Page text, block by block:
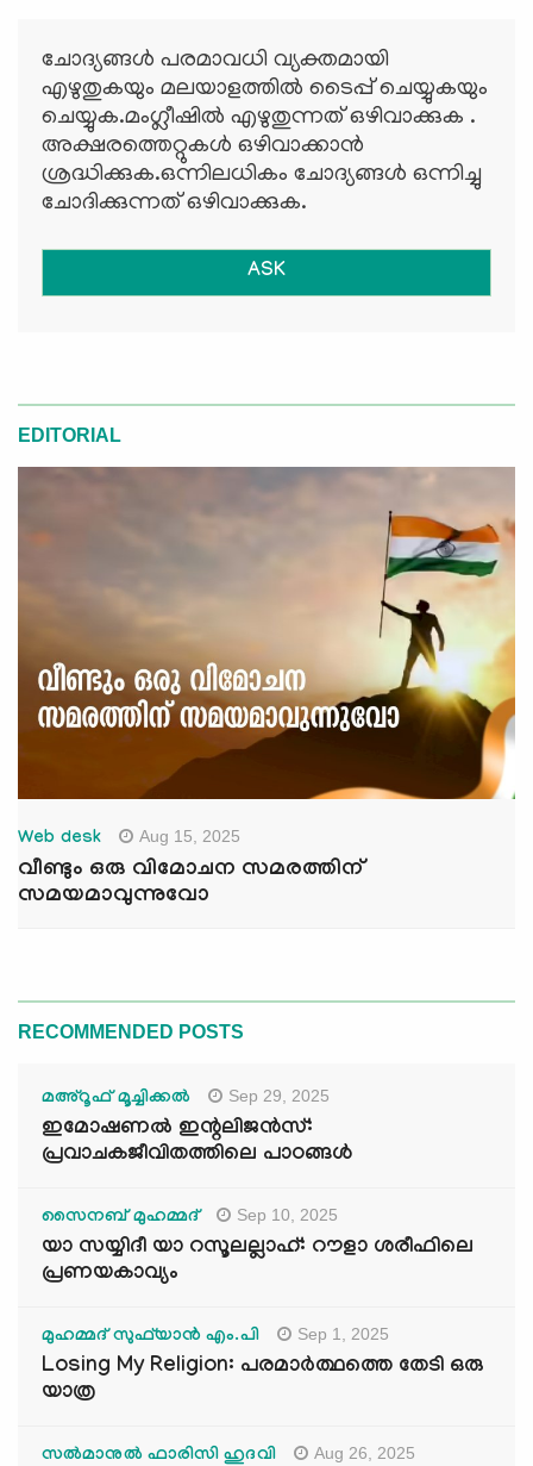
ചോദ്യങ്ങള്‍ പരമാവധി വ്യക്തമായി
എഴുതുകയും മലയാളത്തില്‍ ടൈപ്പ് ചെയ്യുകയും
ചെയ്യുക.മംഗ്ലീഷില്‍ എഴുതുന്നത് ഒഴിവാക്കുക .
അക്ഷരത്തെറ്റുകള്‍ ഒഴിവാക്കാന്‍
ശ്രദ്ധിക്കുക.ഒന്നിലധികം ചോദ്യങ്ങള്‍ ഒന്നിച്ചു
ചോദിക്കുന്നത് ഒഴിവാക്കുക.
ASK
EDITORIAL
Web desk Aug 15, 2025
വീണ്ടും ഒരു വിമോചന സമരത്തിന്
സമയമാവുന്നുവോ
RECOMMENDED POSTS
മഅ്റൂഫ് മൂച്ചിക്കല്‍ Sep 29, 2025
ഇമോഷണൽ ഇന്റലിജൻസ്:
പ്രവാചകജീവിതത്തിലെ പാഠങ്ങൾ
സൈനബ് മുഹമ്മദ് Sep 10, 2025
യാ സയ്യിദീ യാ റസൂലല്ലാഹ്: റൗളാ ശരീഫിലെ
പ്രണയകാവ്യം
മുഹമ്മദ് സുഫ്‌യാൻ എം.പി Sep 1, 2025
Losing My Religion: പരമാർത്ഥത്തെ തേടി ഒരു
യാത്ര
സൽമാനുൽ ഫാരിസി ഹുദവി Aug 26, 2025